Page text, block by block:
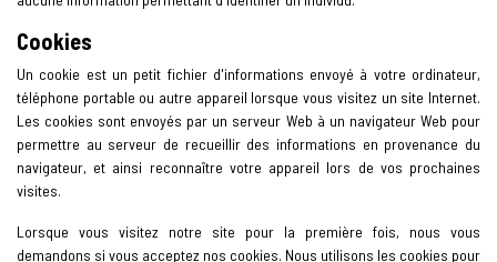
Cookies
Un cookie est un petit fichier d'informations envoyé à votre ordinateur,
téléphone portable ou autre appareil lorsque vous visitez un site Internet.
Les cookies sont envoyés par un serveur Web à un navigateur Web pour
permettre au serveur de recueillir des informations en provenance du
navigateur, et ainsi reconnaître votre appareil lors de vos prochaines
visites.
Lorsque vous visitez notre site pour la première fois, nous vous
demandons si vous acceptez nos cookies. Nous utilisons les cookies pour